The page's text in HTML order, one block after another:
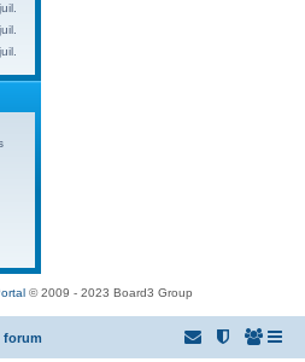
© 2009 - 2023 Board3 Group
forum